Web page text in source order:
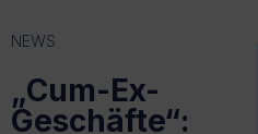
NEWS
„Cum-Ex-
Geschäfte“: